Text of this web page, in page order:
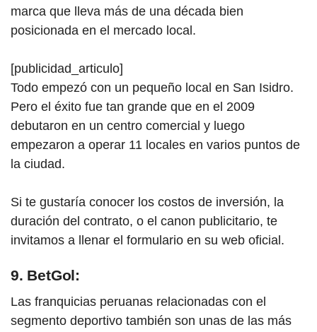
marca que lleva más de una década bien
posicionada en el mercado local.
[publicidad_articulo]
Todo empezó con un pequeño local en San Isidro.
Pero el éxito fue tan grande que en el 2009
debutaron en un centro comercial y luego
empezaron a operar 11 locales en varios puntos de
la ciudad.
Si te gustaría conocer los costos de inversión, la
duración del contrato, o el canon publicitario, te
invitamos a llenar el formulario en su web oficial.
9. BetGol:
Las franquicias peruanas relacionadas con el
segmento deportivo también son unas de las más